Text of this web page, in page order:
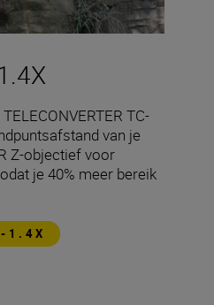
TC-
van je
Z-objectief voor
je 40% meer bereik
1.4X